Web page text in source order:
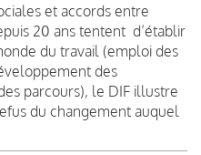
et accords entre
20 ans tentent d’établir
du travail (emploi des
des
parcours), le DIF illustre
du changement auquel